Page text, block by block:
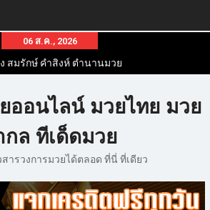
06 ส.ค., 2026
สมรักษ์ คำสิงห์ ตำนานมวย
ยอดนักมวยไทยที่ดังไปทั่วโลก
เว็บข่าวมวยในทุกๆแวดวงมี
งการมวยมากมาย
ออนไลน์ มวยไทย มวย
กล ทีเด็ดมวย
ารวงการมวยได้ตลอด ที่นี่ ที่เดียว